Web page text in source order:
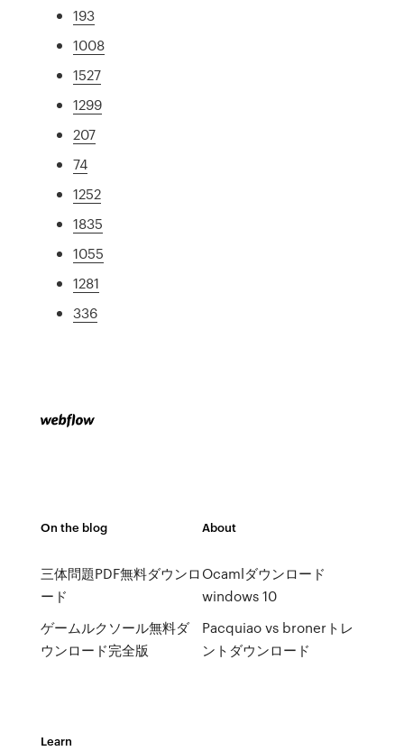
193
1008
1527
1299
207
74
1252
1835
1055
1281
336
On the blog
三体問題PDF無料ダウンロ
ード
ゲームルクソール無料ダ
ウンロード完全版
About
Ocamlダウンロード
windows 10
Pacquiao vs bronerトレ
ントダウンロード
Learn